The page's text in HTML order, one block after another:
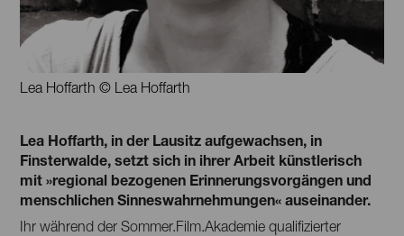
Lea Hoffarth © Lea Hoffarth
Lea Hoffarth, in der Lausitz aufgewachsen, in
Finsterwalde, setzt sich in ihrer Arbeit künstlerisch
mit »regional bezogenen Erinnerungsvorgängen und
menschlichen Sinneswahrnehmungen« auseinander.
Ihr während der Sommer.Film.Akademie qualifizierter